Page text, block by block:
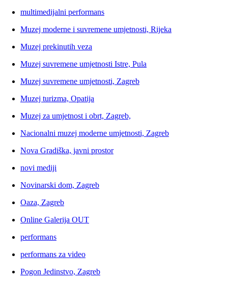
multimedijalni performans
Muzej moderne i suvremene umjetnosti, Rijeka
Muzej prekinutih veza
Muzej suvremene umjetnosti Istre, Pula
Muzej suvremene umjetnosti, Zagreb
Muzej turizma, Opatija
Muzej za umjetnost i obrt, Zagreb,
Nacionalni muzej moderne umjetnosti, Zagreb
Nova Gradiška, javni prostor
novi mediji
Novinarski dom, Zagreb
Oaza, Zagreb
Online Galerija OUT
performans
performans za video
Pogon Jedinstvo, Zagreb